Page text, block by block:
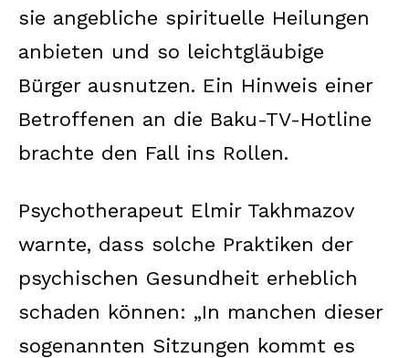
sie angebliche spirituelle Heilungen
anbieten und so leichtgläubige
Bürger ausnutzen. Ein Hinweis einer
Betroffenen an die Baku-TV-Hotline
brachte den Fall ins Rollen.
Psychotherapeut Elmir Takhmazov
warnte, dass solche Praktiken der
psychischen Gesundheit erheblich
schaden können: „In manchen dieser
sogenannten Sitzungen kommt es